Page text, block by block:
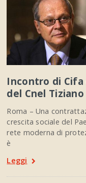
Incontro di
del Cnel
Roma – Una
crescita sociale del
rete moderna di
è
Leggi